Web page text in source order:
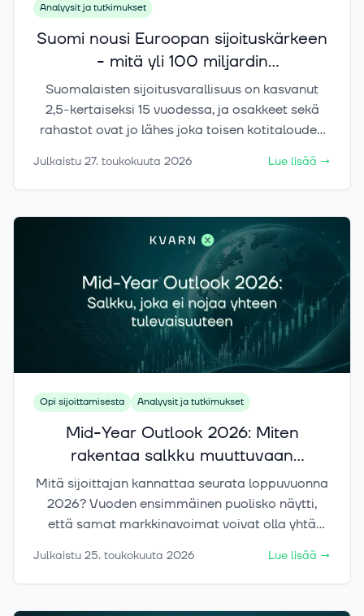
Analyysit ja tutkimukset
Suomi nousi Euroopan sijoituskärkeen
- mitä yli 100 miljardin
sijoitusvarallisuus kertoo
suomalaisista?
Suomalaisten sijoitusvarallisuus on kasvanut
2,5-kertaiseksi 15 vuodessa, ja osakkeet sekä
rahastot ovat jo lähes joka toisen kotitalouden
miten muutos näkyy suomalaisissa salkuissa —
ja miksi seuraava kysymys ei ole vain,
Julkaistu 27. toukokuuta 2026 Lue lisää →
Opi sijoittamisesta Analyysit ja tutkimukset
Mid-Year Outlook 2026: Miten
rakentaa salkku muuttuvaan
markkinaan?
Mitä sijoittajan kannattaa seurata loppuvuonna
2026? Vuoden ensimmäinen puolisko näytti,
että samat markkinavoimat voivat olla yhtä
year outlook avaa fragmentaation, inflaation,
tekoälyn ja hajautuksen molemmat puolet ja
Julkaistu 25. toukokuuta 2026 Lue lisää →